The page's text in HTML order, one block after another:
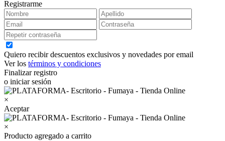
Registrarme
Quiero recibir descuentos exclusivos y novedades por email
Ver los términos y condiciones
Finalizar registro
o iniciar sesión
×
Aceptar
×
Producto agregado a carrito